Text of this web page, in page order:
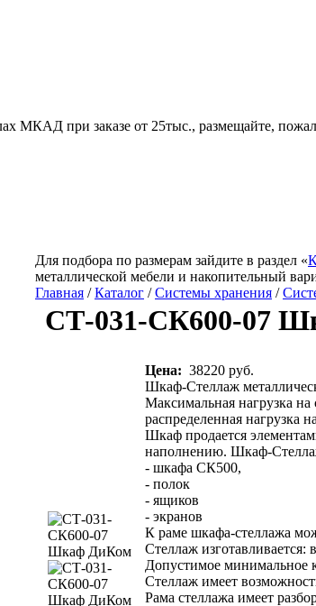
МКАД при заказе от 25тыс., размещайте,
Для подбора по размерам зайдите в раздел «
металлической мебели и накопительный
Главная /Каталог /Системы хранения /
СТ-031-СК600-07
Цена: 38220 руб.
Шкаф-Стеллаж
Максимальная нагрузка
распределенная нагрузка
Шкаф продается
наполнению. Шкаф-
- шкафа СК500,
- полок
- ящиков
- экранов
К раме шкафа-стеллажа
Стеллаж
Допустимое минимальное
Стеллаж имеет
Рама стеллажа имеет